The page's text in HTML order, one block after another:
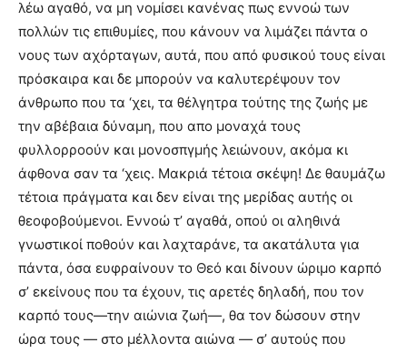
λέω αγαθό, να μη νομίσει κανένας πως εννοώ των
πολλών τις επιθυμίες, που κάνουν να λιμάζει πάντα ο
νους των αχόρταγων, αυτά, που από φυσικού τους είναι
πρόσκαιρα και δε μπορούν να καλυτερέψουν τον
άνθρωπο που τα ‘χει, τα θέλγητρα τούτης της ζωής με
την αβέβαια δύναμη, που απο μοναχά τους
φυλλορροούν και μονοσπγμής λειώνουν, ακόμα κι
άφθονα σαν τα ‘χεις. Μακριά τέτοια σκέψη! Δε θαυμάζω
τέτοια πράγματα και δεν είναι της μερίδας αυτής οι
θεοφοβούμενοι. Εννοώ τ’ αγαθά, οπού οι αληθινά
γνωστικοί ποθούν και λαχταράνε, τα ακατάλυτα για
πάντα, όσα ευφραίνουν το Θεό και δίνουν ώριμο καρπό
σ’ εκείνους που τα έχουν, τις αρετές δηλαδή, που τον
καρπό τους—την αιώνια ζωή—, θα τον δώσουν στην
ώρα τους — στο μέλλοντα αιώνα — σ’ αυτούς που